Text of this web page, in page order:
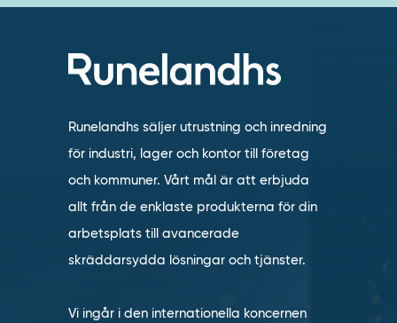
Runelandhs säljer utrustning och inredning
för industri, lager och kontor till företag
och kommuner. Vårt mål är att erbjuda
allt från de enklaste produkterna för din
arbetsplats till avancerade
skräddarsydda lösningar och tjänster.
Vi ingår i den internationella koncernen